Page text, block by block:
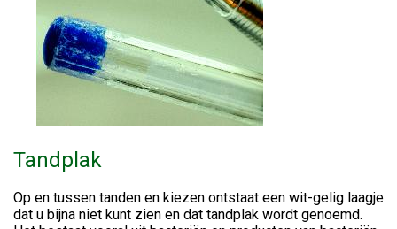
Tandplak
Op en tussen tanden en kiezen ontstaat een wit-gelig laagje
dat u bijna niet kunt zien en dat tandplak wordt genoemd.